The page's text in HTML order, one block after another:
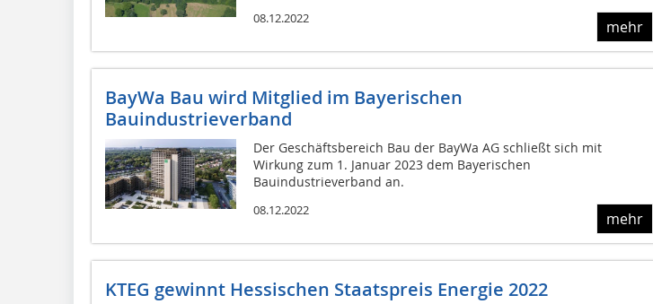
08.12.2022 mehr
BayWa Bau wird Mitglied im Bayerischen
Bauindustrieverband
Der Geschäftsbereich Bau der BayWa AG schließt sich mit
Wirkung zum 1. Januar 2023 dem Bayerischen
Bauindustrieverband an.
08.12.2022 mehr
KTEG gewinnt Hessischen Staatspreis Energie 2022